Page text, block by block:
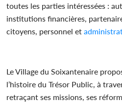
toutes les parties intéressées :
institutions financières,
citoyens, personnel et
Le Village du Soixantenaire
l’histoire du Trésor Public, à
retraçant ses missions, ses